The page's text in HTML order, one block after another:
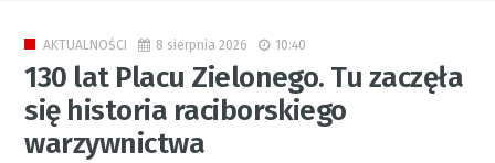
AKTUALNOŚCI 8 sierpnia 2026 10:40
130 lat Placu Zielonego. Tu zaczęła
się historia raciborskiego
warzywnictwa